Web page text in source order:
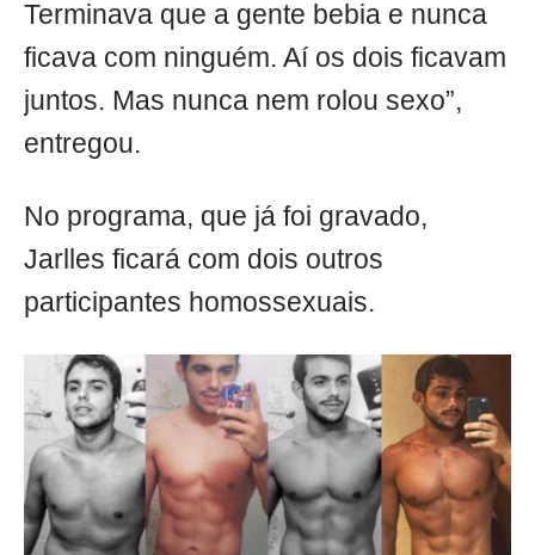
Terminava que a gente bebia e nunca
ficava com ninguém. Aí os dois ficavam
juntos. Mas nunca nem rolou sexo”,
entregou.
No programa, que já foi gravado,
Jarlles ficará com dois outros
participantes homossexuais.